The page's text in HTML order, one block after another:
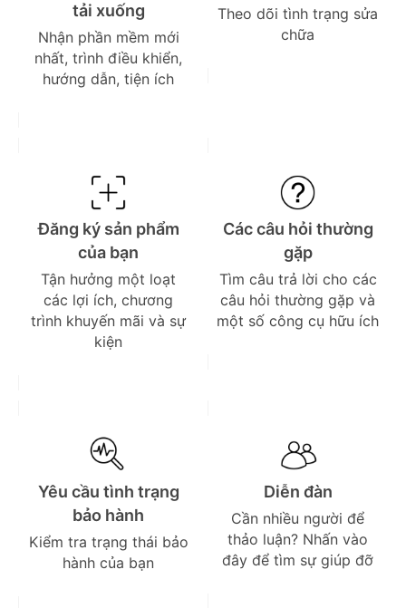
tải xuống
Nhận phần mềm mới
nhất, trình điều khiển,
hướng dẫn, tiện ích
Theo dõi tình trạng sửa
chữa
Đăng ký sản phẩm
của bạn
Tận hưởng một loạt
các lợi ích, chương
trình khuyến mãi và sự
kiện
Các câu hỏi thường
gặp
Tìm câu trả lời cho các
câu hỏi thường gặp và
một số công cụ hữu ích
Yêu cầu tình trạng
bảo hành
Kiểm tra trạng thái bảo
hành của bạn
Diễn đàn
Cần nhiều người để
thảo luận? Nhấn vào
đây để tìm sự giúp đỡ